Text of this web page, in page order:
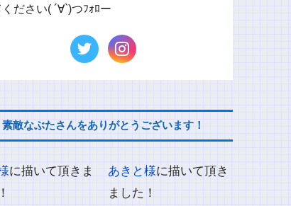
ください( ´∀`)つﾌｫﾛー
素敵なぶたさんをありがとうございます！
に描いて頂きま
あきと様に描いて頂き
ました！